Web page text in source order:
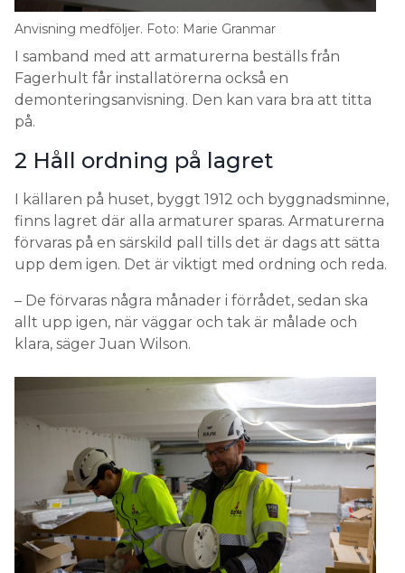
Anvisning medföljer. Foto: Marie Granmar
I samband med att armaturerna beställs från
Fagerhult får installatörerna också en
demonteringsanvisning. Den kan vara bra att titta
på.
2 Håll ordning på lagret
I källaren på huset, byggt 1912 och byggnadsminne,
finns lagret där alla armaturer sparas. Armaturerna
förvaras på en särskild pall tills det är dags att sätta
upp dem igen. Det är viktigt med ordning och reda.
– De förvaras några månader i förrådet, sedan ska
allt upp igen, när väggar och tak är målade och
klara, säger Juan Wilson.